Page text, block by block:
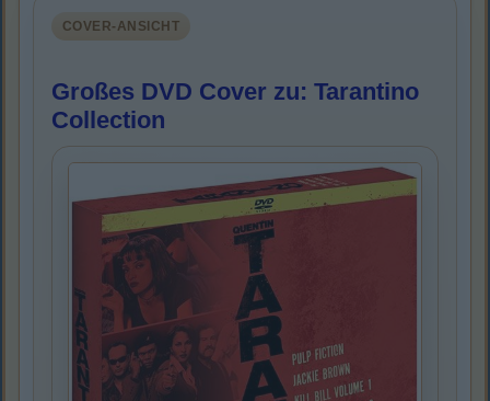
COVER-ANSICHT
Großes DVD Cover zu: Tarantino
Collection